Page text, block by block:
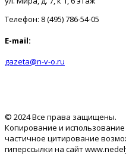
Телефон: 8 (495) 786-54-05
E-mail:
gazeta@n-v-o.ru
© 2024 Все права защищены.
Копирование и
частичное цитирование
гиперссылки на сайт